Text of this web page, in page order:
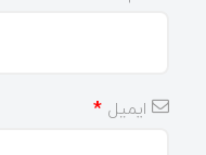
ایمیل *